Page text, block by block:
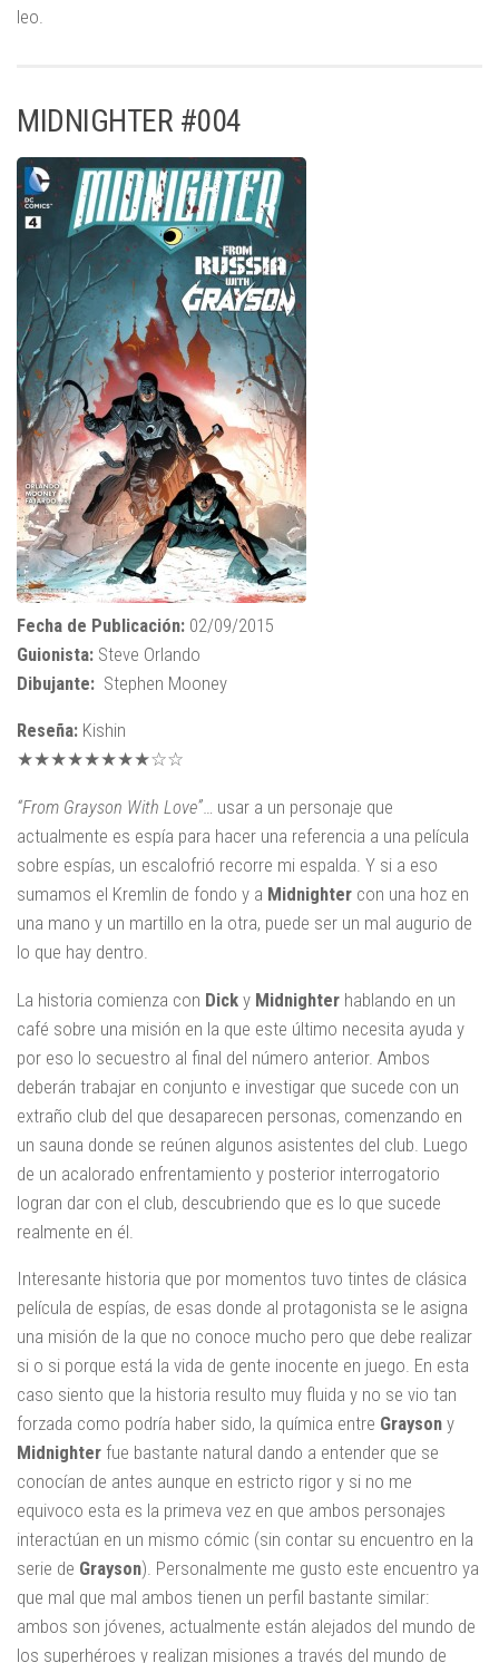
leo.
MIDNIGHTER #004
Fecha de Publicación: 02/09/2015
Guionista: Steve Orlando
Dibujante: Stephen Mooney
Reseña: Kishin
★★★★★★★★☆☆
“From Grayson With Love” … usar a un personaje que
actualmente es espía para hacer una referencia a una película
sobre espías, un escalofrió recorre mi espalda. Y si a eso
sumamos el Kremlin de fondo y a Midnighter con una hoz en
una mano y un martillo en la otra, puede ser un mal augurio de
lo que hay dentro.
La historia comienza con Dick y Midnighter hablando en un
café sobre una misión en la que este último necesita ayuda y
por eso lo secuestro al final del número anterior. Ambos
deberán trabajar en conjunto e investigar que sucede con un
extraño club del que desaparecen personas, comenzando en
un sauna donde se reúnen algunos asistentes del club. Luego
de un acalorado enfrentamiento y posterior interrogatorio
logran dar con el club, descubriendo que es lo que sucede
realmente en él.
Interesante historia que por momentos tuvo tintes de clásica
película de espías, de esas donde al protagonista se le asigna
una misión de la que no conoce mucho pero que debe realizar
si o si porque está la vida de gente inocente en juego. En esta
caso siento que la historia resulto muy fluida y no se vio tan
forzada como podría haber sido, la química entre Grayson y
Midnighter fue bastante natural dando a entender que se
conocían de antes aunque en estricto rigor y si no me
equivoco esta es la primeva vez en que ambos personajes
interactúan en un mismo cómic (sin contar su encuentro en la
serie de Grayson). Personalmente me gusto este encuentro ya
que mal que mal ambos tienen un perfil bastante similar:
ambos son jóvenes, actualmente están alejados del mundo de
los superhéroes y realizan misiones a través del mundo de